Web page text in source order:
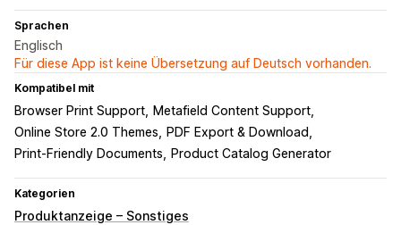
Sprachen
Englisch
Für diese App ist keine Übersetzung auf Deutsch vorhanden.
Kompatibel mit
Browser Print Support
Metafield Content Support
Online Store 2.0 Themes
PDF Export & Download
Print-Friendly Documents
Product Catalog Generator
Kategorien
Produktanzeige – Sonstiges